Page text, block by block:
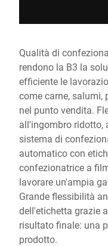
Qualità di
rendono la B3 la
efficiente le
come carne, salumi,
nel punto vendita.
all'ingombro ridotto,
sistema di
automatico con
confezionatrice a
lavorare un'ampia
Grande flessibilità
dell'etichetta grazie
risultato finale: una
prodotto.